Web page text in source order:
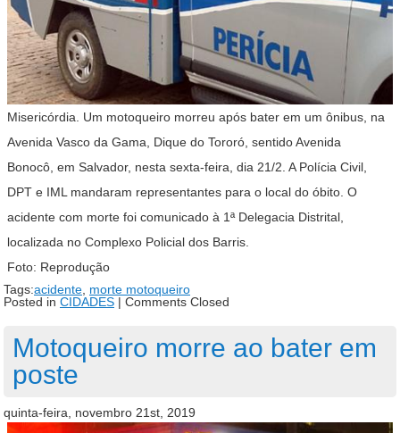
Misericórdia. Um motoqueiro morreu após bater em um ônibus, na
Avenida Vasco da Gama, Dique do Tororó, sentido Avenida
Bonocô, em Salvador, nesta sexta-feira, dia 21/2. A Polícia Civil,
DPT e IML mandaram representantes para o local do óbito. O
acidente com morte foi comunicado à 1ª Delegacia Distrital,
localizada no Complexo Policial dos Barris.
Foto: Reprodução
Tags:acidente, morte motoqueiro
Posted in CIDADES | Comments Closed
Motoqueiro morre ao bater em
poste
quinta-feira, novembro 21st, 2019